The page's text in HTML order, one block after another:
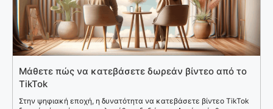
Μάθετε πώς να κατεβάσετε δωρεάν βίντεο από το
TikTok
Στην ψηφιακή εποχή, η δυνατότητα να κατεβάσετε βίντεο TikTok